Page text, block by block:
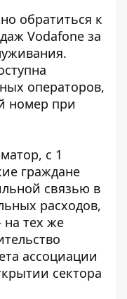
обратиться к
Vodafone за
операторов,
номер при
с 1
граждане
связью в
расходов,
на тех же
ассоциации
сектора